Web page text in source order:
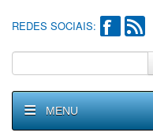
REDES SOCIAIS:
MENU